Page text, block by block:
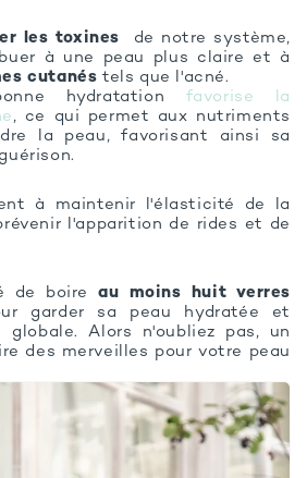
les toxines
de notre système,
à une peau plus claire et à
cutanés tels que l'acné.
hydratation favorise la
, ce qui permet aux nutriments
la peau, favorisant ainsi sa
à maintenir l'élasticité de la
l'apparition de rides et de
de boireau moins huit verres
garder sa peau hydratée et
globale. Alors n'oubliez pas, un
des merveilles pour votre peau